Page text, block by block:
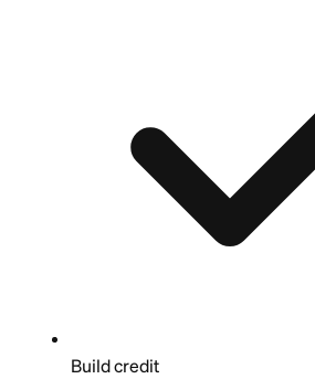
Build credit